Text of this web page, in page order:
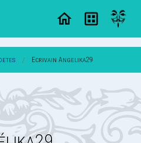
Ecrivain Angelika29